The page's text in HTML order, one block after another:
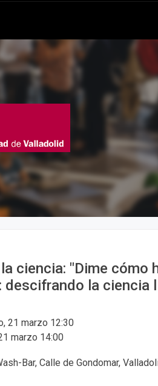
ciencia: "Dime cómo
descifrando la ciencia
21 marzo 12:30
marzo 14:00
Bar, Calle de Gondomar,